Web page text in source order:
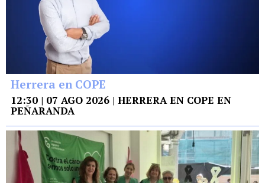
Herrera en COPE
12:30 | 07 AGO 2026 | HERRERA EN COPE EN
PEÑARANDA